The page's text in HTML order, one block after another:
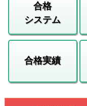
合格
システム
合格実績